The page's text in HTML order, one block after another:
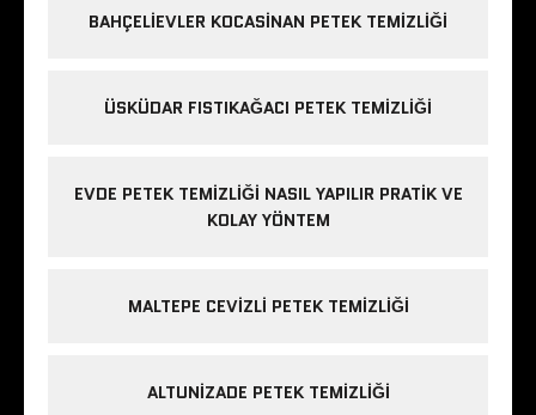
BAHÇELIEVLER KOCASINAN PETEK TEMIZLIĞI
ÜSKÜDAR FISTIKAĞACI PETEK TEMIZLIĞI
EVDE PETEK TEMIZLIĞI NASIL YAPILIR PRATIK VE
KOLAY YÖNTEM
MALTEPE CEVIZLI PETEK TEMIZLIĞI
ALTUNIZADE PETEK TEMIZLIĞI